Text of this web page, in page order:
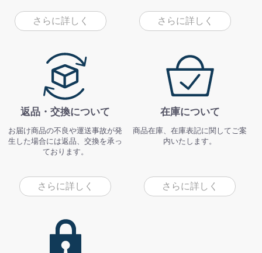
さらに詳しく さらに詳しく
返品・交換について
お届け商品の不良や運送事故が発
生した場合には返品、交換を承っ
ております。
さらに詳しく
在庫について
商品在庫、在庫表記に関してご案
内いたします。
さらに詳しく